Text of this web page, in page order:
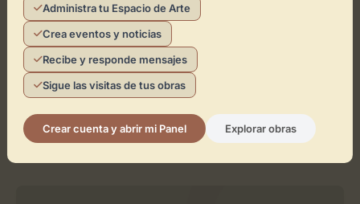
Activar Mapa
Administra tu Espacio de Arte
Crea eventos y noticias
Recibe y responde mensajes
Sigue las visitas de tus obras
Crear cuenta y abrir mi Panel Explorar obras